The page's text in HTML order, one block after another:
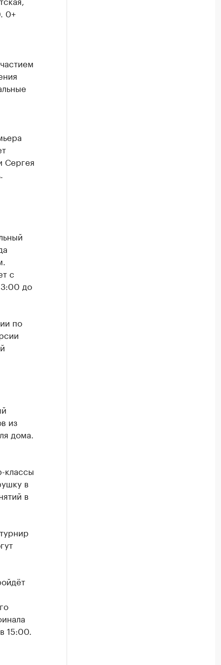
0+
Сергея
с
до
по
из
дома.
классы
в
в
15:00.